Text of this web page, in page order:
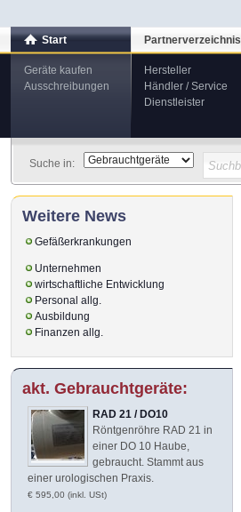
Start
Geräte kaufen
Ausschreibungen
Partnerverzeichnis
Hersteller
Händler / Service
Dienstleister
Suche in:
Weitere News
Gefäßerkrankungen
Unternehmen
wirtschaftliche Entwicklung
Personal allg.
Ausbildung
Finanzen allg.
akt. Gebrauchtgeräte:
RAD 21 / DO10
Röntgenröhre RAD 21 in
einer DO 10 Haube,
gebraucht. Stammt aus
einer urologischen Praxis.
€ 595,00 (inkl. USt)